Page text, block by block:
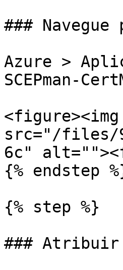
### Navegue
Azure >
SCEPman-
<figure><img
src="/files/
6c"
{% endstep
{% step %}
### Atribuir